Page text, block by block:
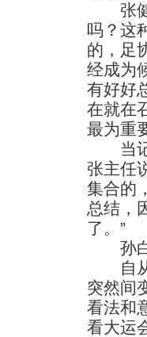
张健
吗？这
的，足
经成为
有好好
在就在
最为重
当记
张主任
集合的
总结，
了。”
孙白
自从
突然间
看法和
看大运